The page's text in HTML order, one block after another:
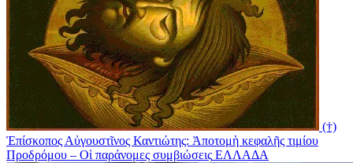
(†)
Ἐπίσκοπος Αὐγουστῖνος Καντιώτης: Ἀποτομὴ κεφαλῆς τιμίου
Προδρόμου – Οἱ παράνομες συμβιώσεις ΕΛΛΑΔΑ